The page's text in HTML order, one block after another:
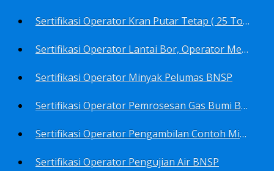
Sertifikasi Operator Kran Putar Tetap ( 25 Ton - 50 Ton - > 50 ) BNSP
Sertifikasi Operator Lantai Bor, Operator Menara Bor, Juru Bor, Ahli Pengendali Pengeboran BNSP
Sertifikasi Operator Minyak Pelumas BNSP
Sertifikasi Operator Pemrosesan Gas Bumi BNSP
Sertifikasi Operator Pengambilan Contoh Minyak Bumi, Gas Bumi, Bbm- Bbn- Pelumas, Udara, Limbah, Air BNSP
Sertifikasi Operator Pengujian Air BNSP